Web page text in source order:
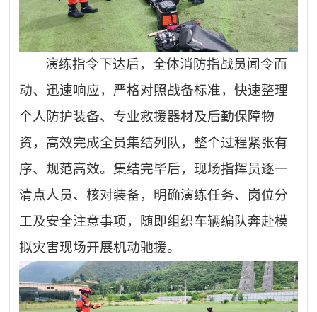
演练指令下达后，全体消防指战员闻令而
动、迅速响应，严格对照战备标准，快速整理
个人防护装备、专业救援器材及后勤保障物
资，高效完成全员集结列队，整个过程紧张有
序、规范高效。集结完毕后，现场指挥员逐一
清点人员、核对装备，明确演练任务、岗位分
工及安全注意事项，随即组织车辆编队奔赴模
拟灾害现场开展机动驰援。